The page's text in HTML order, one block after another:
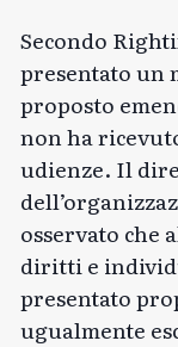
Secondo
presentato un
proposto
non ha
udienze. Il
osservato che
diritti e
presentato
ugualmente